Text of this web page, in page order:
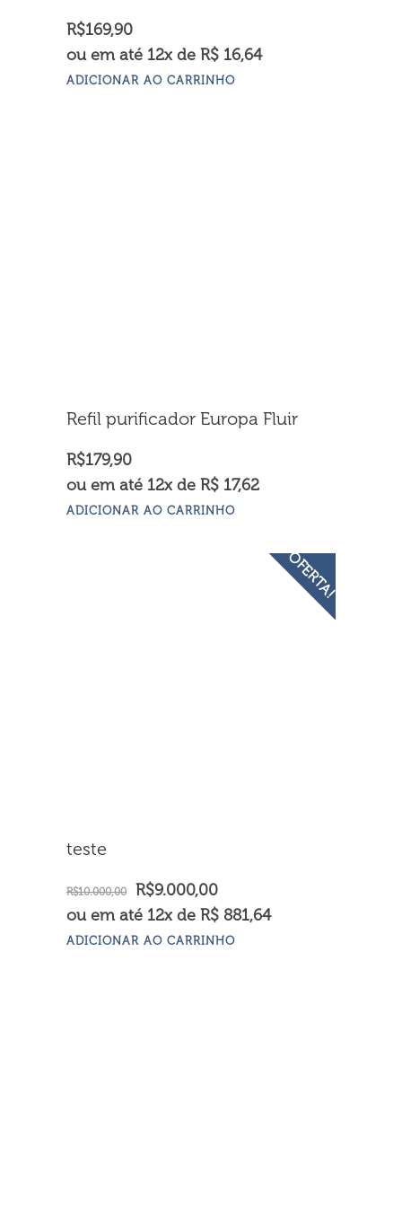
R$169,90
ou em até 12x de R$ 16,64
ADICIONAR AO CARRINHO
Refil purificador Europa Fluir
R$179,90
ou em até 12x de R$ 17,62
ADICIONAR AO CARRINHO
OFERTA!
teste
R$10.000,00
O
preço
original
R$9.000,00O
preço
atual
ou em até 12x de R$ 881,64
ADICIONAR AO CARRINHO